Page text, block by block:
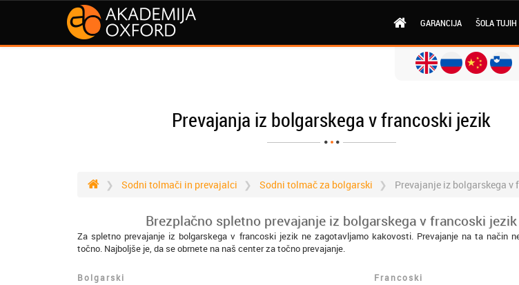
GARANCIJA ŠOLA
Prevajanja iz bolgarskega v francoski jezik
Sodni tolmači in prevajalci Sodni tolmač za bolgarski Prevajanje iz bolgarskega v
Brezplačno spletno prevajanje iz bolgarskega v francoski jezik
Za spletno prevajanje iz bolgarskega v francoski jezik ne zagotavljamo kakovosti. Prevajanje na ta način
točno. Najboljše je, da se obrnete na naš center za točno prevajanje.
Bolgarski Francoski